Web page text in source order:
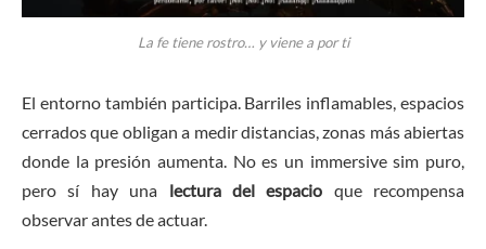
La fe tiene rostro… y viene a por ti
El entorno también participa. Barriles inflamables, espacios
cerrados que obligan a medir distancias, zonas más abiertas
donde la presión aumenta. No es un immersive sim puro,
pero sí hay una lectura del espacio que recompensa
observar antes de actuar.